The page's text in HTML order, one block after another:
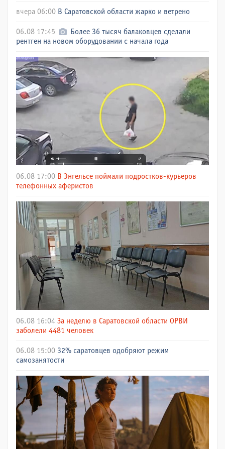
вчера 06:00 В Саратовской области жарко и ветрено
06.08 17:45
Более 36 тысяч балаковцев сделали
рентген на новом оборудовании с начала года
06.08 17:00 В Энгельсе поймали подростков-курьеров
телефонных аферистов
06.08 16:04 За неделю в Саратовской области ОРВИ
заболели 4481 человек
06.08 15:00 32% саратовцев одобряют режим
самозанятости